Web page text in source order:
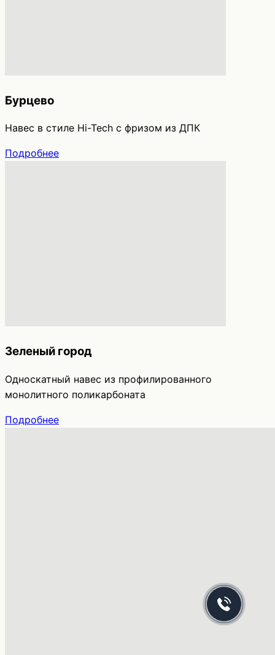
Бурцево
Навес в стиле Hi-Tech с фризом из ДПК
Подробнее
Зеленый город
Односкатный навес из профилированного
монолитного поликарбоната
Подробнее